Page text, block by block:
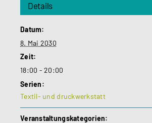
Details
Datum:
8. Mai 2030
Zeit:
18:00 - 20:00
Serien:
Textil- und druckwerkstatt
Veranstaltungskategorien: